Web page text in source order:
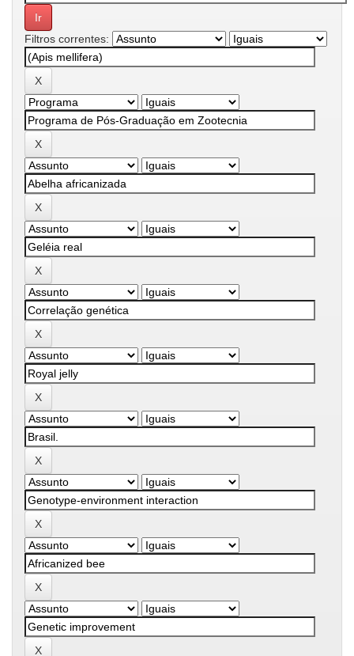
Filtros correntes: